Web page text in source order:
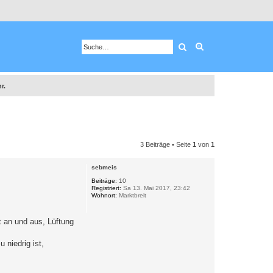
Suche
3 Beiträge • Seite 1 von 1
sebmeis
Beiträge: 10
Registriert: Sa 13. Mai 2017, 23:42
Wohnort: Marktbreit
an und aus, Lüftung
niedrig ist,